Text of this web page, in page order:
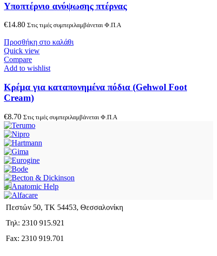
Υποπτέρνιο ανύψωσης πτέρνας
€14.80 Στις τιμές συμπεριλαμβάνεται Φ.Π.Α
Προσθήκη στο καλάθι
Quick view
Compare
Add to wishlist
Κρέμα για καταπονημένα πόδια (Gehwol Foot
Cream)
€8.70 Στις τιμές συμπεριλαμβάνεται Φ.Π.Α
Πεστών 50, ΤΚ 54453, Θεσσαλονίκη
Τηλ: 2310 915.921
Fax: 2310 919.701